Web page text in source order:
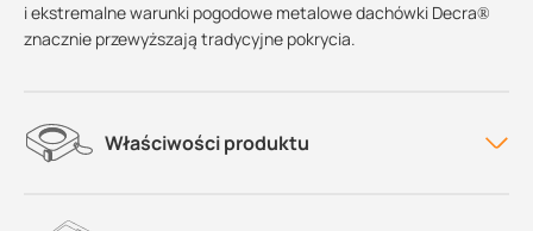
i ekstremalne warunki pogodowe metalowe dachówki Decra®
znacznie przewyższają tradycyjne pokrycia.
Właściwości produktu